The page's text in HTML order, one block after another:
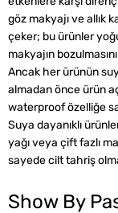
göz makyajı ve allık
çeker; bu ürünler
makyajın
Ancak her ürünün
almadan önce ürün
waterproof özelliğe
Suya dayanıklı
yağı veya çift fazlı
sayede cilt tahriş
Show By